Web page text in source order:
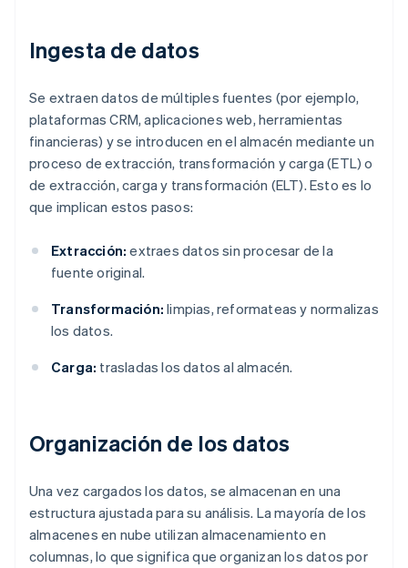
Ingesta de datos
Se extraen datos de múltiples fuentes (por ejemplo,
plataformas CRM, aplicaciones web, herramientas
financieras) y se introducen en el almacén mediante un
proceso de extracción, transformación y carga (ETL) o
de extracción, carga y transformación (ELT). Esto es lo
que implican estos pasos:
Extracción: extraes datos sin procesar de la
fuente original.
Transformación: limpias, reformateas y normalizas
los datos.
Carga: trasladas los datos al almacén.
Organización de los datos
Una vez cargados los datos, se almacenan en una
estructura ajustada para su análisis. La mayoría de los
almacenes en nube utilizan almacenamiento en
columnas, lo que significa que organizan los datos por